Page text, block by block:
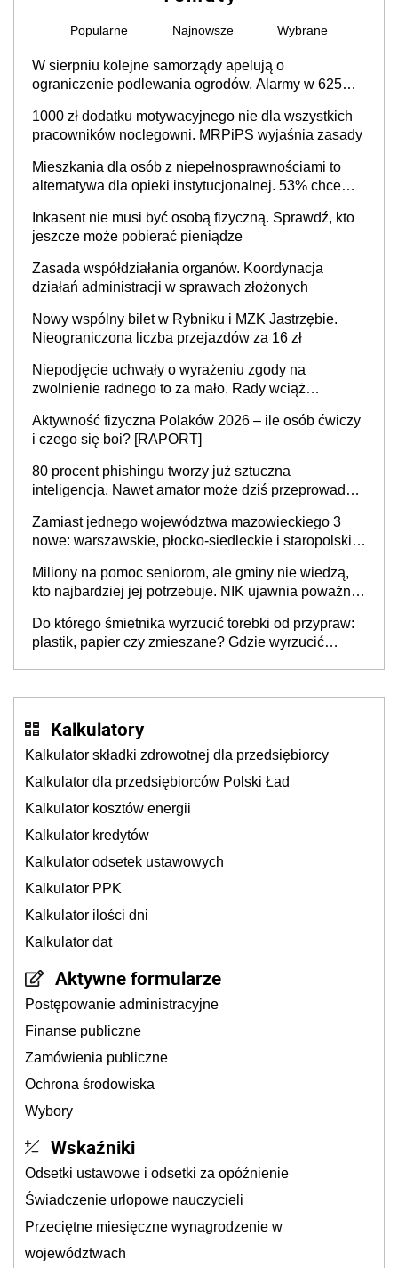
Popularne Najnowsze Wybrane
W sierpniu kolejne samorządy apelują o
ograniczenie podlewania ogrodów. Alarmy w 625
cały kraj
1000 zł dodatku motywacyjnego nie dla wszystkich
pracowników noclegowni. MRPiPS wyjaśnia zasady
Mieszkania dla osób z niepełnosprawnościami to
alternatywa dla opieki instytucjonalnej. 53% chce
Inkasent nie musi być osobą fizyczną. Sprawdź, kto
jeszcze może pobierać pieniądze
Zasada współdziałania organów. Koordynacja
działań administracji w sprawach złożonych
Nowy wspólny bilet w Rybniku i MZK Jastrzębie.
Nieograniczona liczba przejazdów za 16 zł
Niepodjęcie uchwały o wyrażeniu zgody na
zwolnienie radnego to za mało. Rady wciąż
sprawy
Aktywność fizyczna Polaków 2026 – ile osób ćwiczy
i czego się boi? [RAPORT]
80 procent phishingu tworzy już sztuczna
inteligencja. Nawet amator może dziś przeprowadzić
Zamiast jednego województwa mazowieckiego 3
nowe: warszawskie, płocko-siedleckie i staropolskie.
stołecznych
Miliony na pomoc seniorom, ale gminy nie wiedzą,
kto najbardziej jej potrzebuje. NIK ujawnia poważną
Do którego śmietnika wyrzucić torebki od przypraw:
plastik, papier czy zmieszane? Gdzie wyrzucić
Kalkulatory
Kalkulator składki zdrowotnej dla przedsiębiorcy
Kalkulator dla przedsiębiorców Polski Ład
Kalkulator kosztów energii
Kalkulator kredytów
Kalkulator odsetek ustawowych
Kalkulator PPK
Kalkulator ilości dni
Kalkulator dat
Aktywne formularze
Postępowanie administracyjne
Finanse publiczne
Zamówienia publiczne
Ochrona środowiska
Wybory
Wskaźniki
Odsetki ustawowe i odsetki za opóźnienie
Świadczenie urlopowe nauczycieli
Przeciętne miesięczne wynagrodzenie w
województwach